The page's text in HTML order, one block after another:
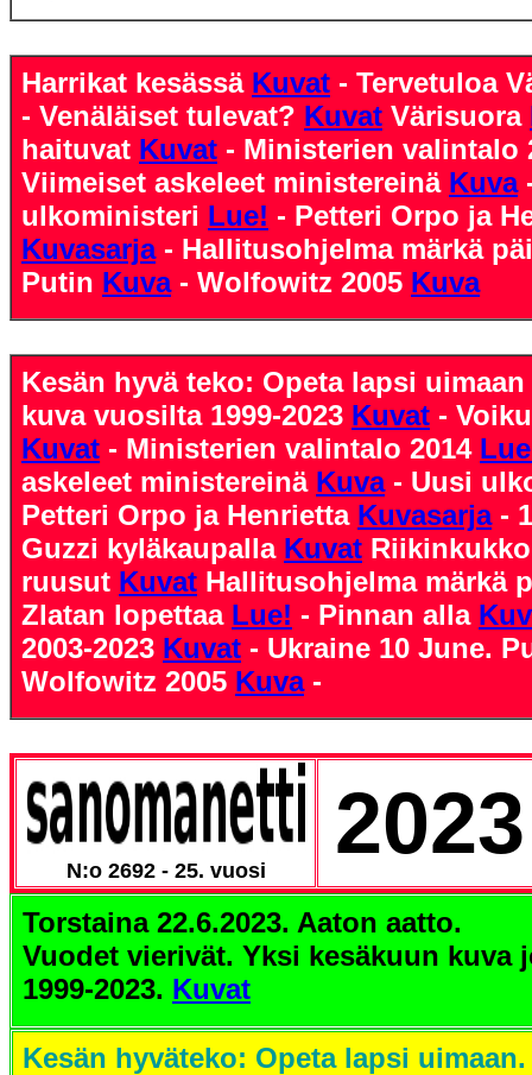
Harrikat kesässä Kuvat - Tervetuloa
- Venäläiset tulevat? Kuvat Värisuora
haituvat Kuvat - Ministerien valintalo
Viimeiset askeleet ministereinä Kuva
ulkoministeri Lue! - Petteri Orpo ja
Kuvasarja- Hallitusohjelma märkä
Putin Kuva- Wolfowitz 2005 Kuva
Kesän hyvä teko: Opeta lapsi uimaan
kuva vuosilta 1999-2023 Kuvat -
Kuvat - Ministerien valintalo 2014
askeleet ministereinä Kuva- Uusi
Petteri Orpo ja Henrietta Kuvasarja-
Guzzi kyläkaupalla Kuvat
ruusut Kuvat Hallitusohjelma märkä
Zlatan lopettaa Lue! - Pinnan alla
2003-2023 Kuvat - Ukraine 10 June.
Wolfowitz 2005 Kuva-
N:o 2692 - 25. vuosi 2023
Torstaina 22.6.2023. Aaton aatto.
Vuodet vierivät. Yksi kesäkuun kuva
1999-2023. Kuvat
Kesän hyväteko: Opeta lapsi uimaan.